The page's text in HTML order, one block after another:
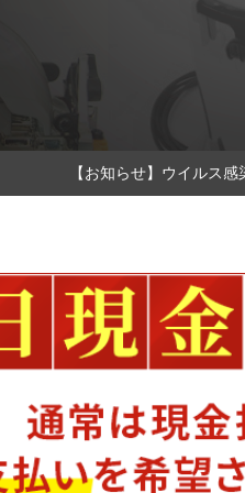
【お知らせ】ウイルス